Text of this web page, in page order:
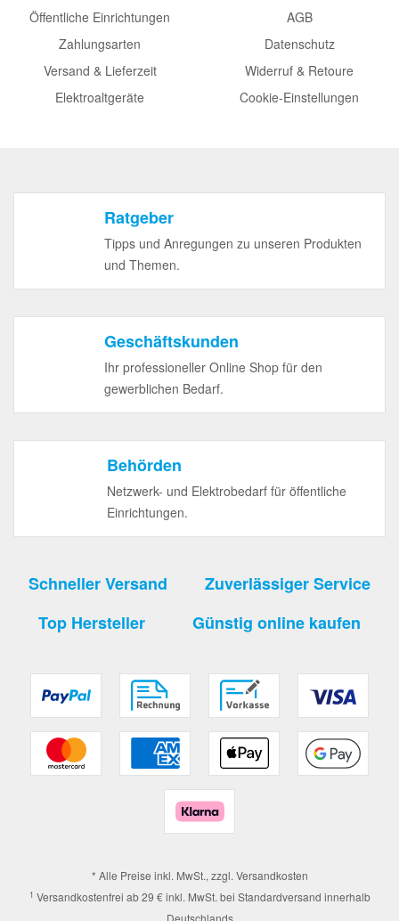
Öffentliche Einrichtungen
Zahlungsarten
Versand & Lieferzeit
Elektroaltgeräte
AGB
Datenschutz
Widerruf & Retoure
Cookie-Einstellungen
Ratgeber
Tipps und Anregungen zu unseren Produkten
und Themen.
Geschäftskunden
Ihr professioneller Online Shop für den
gewerblichen Bedarf.
Behörden
Netzwerk- und Elektrobedarf für öffentliche
Einrichtungen.
Schneller Versand
Zuverlässiger Service
Top Hersteller
Günstig online kaufen
* Alle Preise inkl. MwSt., zzgl. Versandkosten
1 Versandkostenfrei ab 29 € inkl. MwSt. bei Standardversand innerhalb
Deutschlands